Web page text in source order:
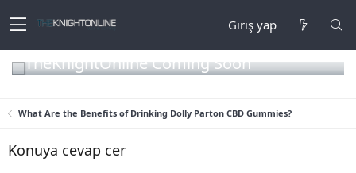
Giriş yap
TheKnightOnline Coming Soon
What Are the Benefits of Drinking Dolly Parton CBD Gummies?
Konuya cevap cer